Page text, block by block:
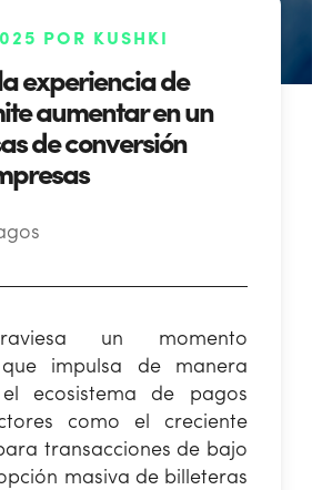
POR KUSHKI
experiencia de
aumentar en un
de conversión
un momento
que impulsa de manera
ecosistema de pagos
como el creciente
transacciones de bajo
masiva de billeteras